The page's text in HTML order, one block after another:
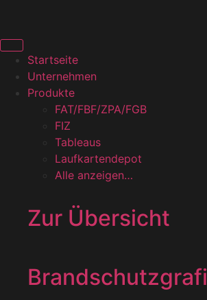
Startseite
Unternehmen
Produkte
FAT/FBF/ZPA/FGB
FIZ
Tableaus
Laufkartendepot
Alle anzeigen…
Zur Übersicht